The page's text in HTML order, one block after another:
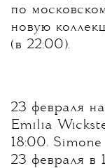
по
новую
(в 22:00).
23 февраля
Emilia
18:00. Simone
23 февраля в